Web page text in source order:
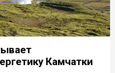
Камчатки